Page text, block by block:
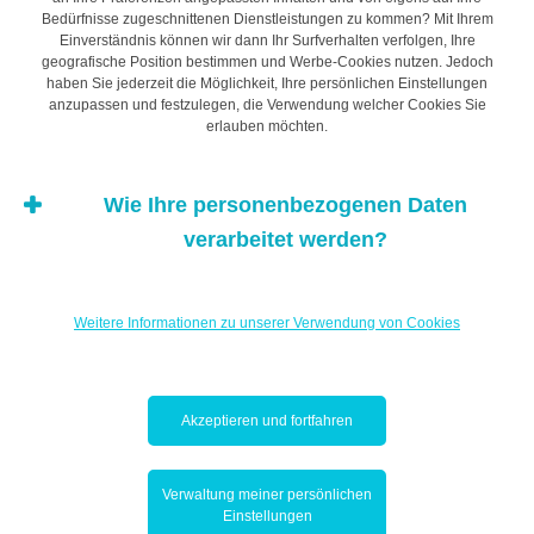
Bankkonto hat.
Die Herausforderung
besteht darin, keinen
Automatismus zwischen
einfachen
und Überschuldung
entstehen zu lassen.
Bedürfnisse zugeschnittenen Dienstleistungen zu kommen? Mit Ihrem
Einverständnis können wir dann Ihr Surfverhalten verfolgen, Ihre
geografische Position bestimmen und Werbe-Cookies nutzen. Jedoch
haben Sie jederzeit die Möglichkeit, Ihre persönlichen Einstellungen
anzupassen und festzulegen, die Verwendung welcher Cookies Sie
erlauben möchten.
Wie Ihre personenbezogenen Daten
verarbeitet werden?
Weitere Informationen zu unserer Verwendung von Cookies
Akzeptieren und fortfahren
Verwaltung meiner persönlichen
Einstellungen